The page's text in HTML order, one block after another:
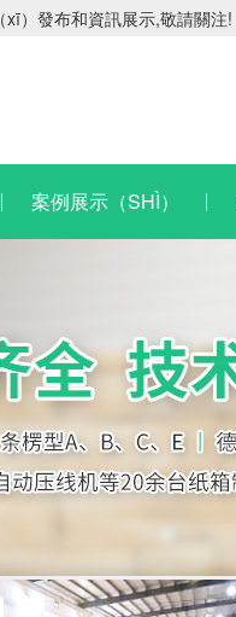
）發布和資訊展示,敬請關注!
案例展示（SHÌ）